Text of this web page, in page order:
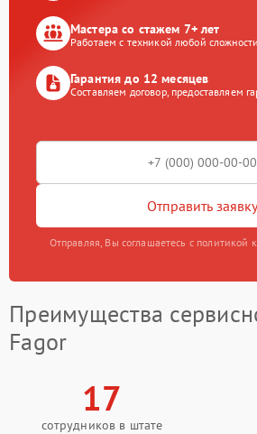
Мастера со стажем 7+ лет
Работаем с техникой любой сложности
Гарантия до 12 месяцев
Составляем договор, предоставляем
Отправить заявку
Отправляя, Вы соглашаетесь с политикой
Преимущества
Fagor
17
сотрудников в штате